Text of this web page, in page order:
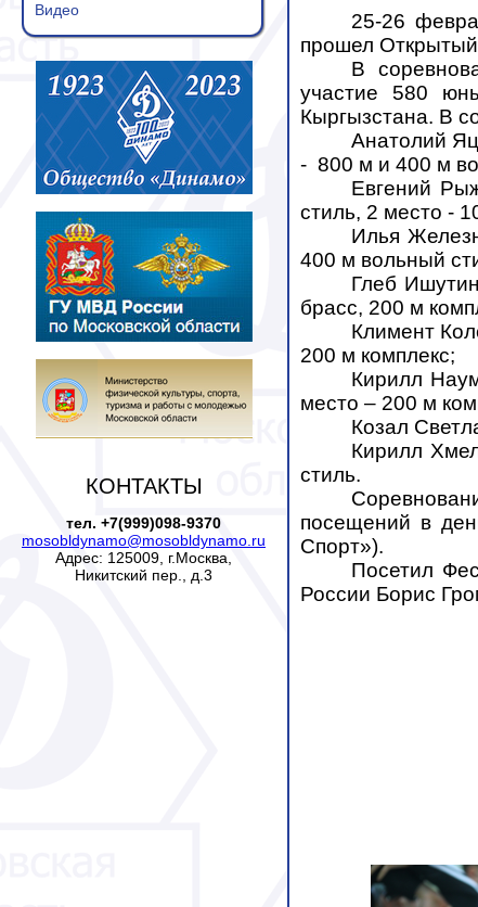
Видео
КОНТАКТЫ
тел. +7(999)098-9370
mosobldynamo@mosobldynamo.ru
Адрес: 125009, г.Москва,
Никитский пер., д.3
25-26
прошел
В
участие 580
Кыргызстана. В
Анатолий
- 800 м и 400 м
Евгений
стиль, 2 место -
Илья
400 м вольный
Глеб
брасс, 200 м
Климент
200 м комплекс;
Кирилл
место – 200 м
Козал
Кирилл
стиль.
посещений в
Спорт»).
Посетил
России Борис